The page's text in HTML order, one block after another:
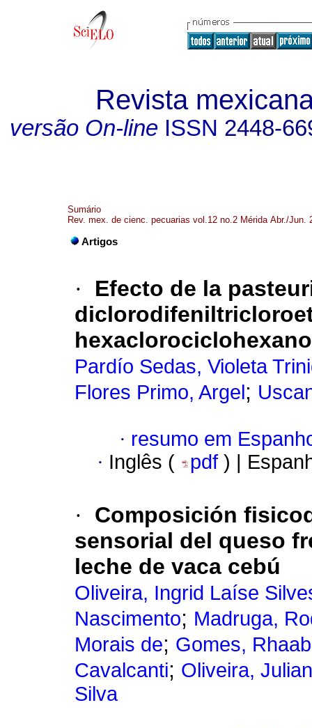
Revista
versão On-line ISSN 2448-
Sumário
Rev. mex. de cienc. pecuarias vol.12 no.2 Mérida Abr./Jun.
Artigos
·
Efecto de la
Pardío Sedas, Violeta
Flores Primo, Argel ;
· resumo em
· Inglês ( pdf ) |
·
Composición
sensorial del queso
leche de vaca cebú
Oliveira, Ingrid Laíse
Nascimento; Madruga,
Morais de; Gomes,
Cavalcanti; Oliveira,
Silva